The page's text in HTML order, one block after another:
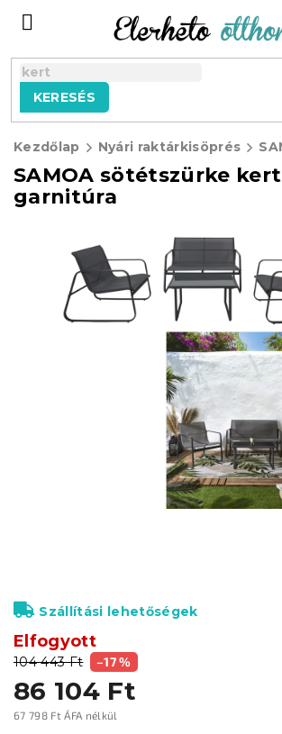
tartalomhoz
KERESÉS
Kezdőlap Nyári raktárkisöprés
SAMOA sötétszürke
garnitúra
104 443 Ft –17 %
86 104 Ft
67 798 Ft ÁFA nélkül
Elfogyott
Szállítási lehetőségek